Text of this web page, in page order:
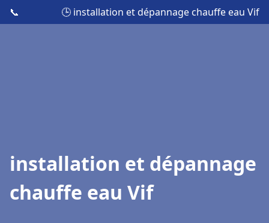
📞 🕒 installation et dépannage chauffe eau Vif
installation et dépannage
chauffe eau Vif